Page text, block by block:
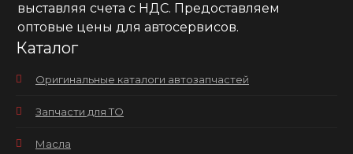
выставляя счета с НДС. Предоставляем
оптовые цены для автосервисов.
Каталог
Оригинальные каталоги автозапчастей
Запчасти для ТО
Масла